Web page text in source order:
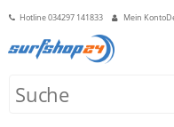
Hotline034297 141833 Mein Konto